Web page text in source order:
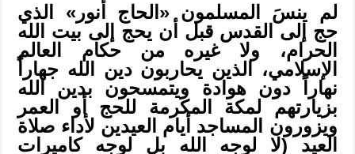
لم ينسَ المسلمون «الحاج أنور» الذي
حج إلى القدس قبل أن يحج إلى بيت الله
الحرام، ولا غيره من حكام العالم
الإسلامي، الذين يحاربون دين الله جهاراً
نهاراً دون هوادة ويتمسحون بدين الله
بزيارتهم لمكة المكرمة للحج أو العمر
ويزورون المساجد أيام العيدين لأداء صلاة
العيد (لا لوجه الله بل لوجه كاميرات